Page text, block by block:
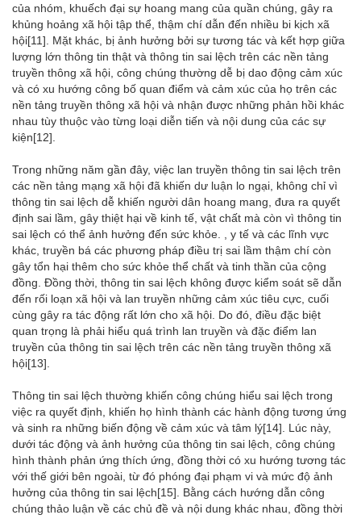
của nhóm, khuếch đại sự hoang mang của quần chúng, gây ra
khủng hoảng xã hội tập thể, thậm chí dẫn đến nhiều bi kịch xã
hội[11] . Mặt khác, bị ảnh hưởng bởi sự tương tác và kết hợp giữa
lượng lớn thông tin thật và thông tin sai lệch trên các nền tảng
truyền thông xã hội, công chúng thường dễ bị dao động cảm xúc
và có xu hướng công bố quan điểm và cảm xúc của họ trên các
nền tảng truyền thông xã hội và nhận được những phản hồi khác
nhau tùy thuộc vào từng loại diễn tiến và nội dung của các sự
kiện[12]
Trong những năm gần đây, việc lan truyền thông tin sai lệch trên
các nền tảng mạng xã hội đã khiến dư luận lo ngại, không chỉ vì
thông tin sai lệch dễ khiến người dân hoang mang, đưa ra quyết
định sai lầm, gây thiệt hại về kinh tế, vật chất mà còn vì thông tin
sai lệch có thể ảnh hưởng đến sức khỏe. , y tế và các lĩnh vực
khác, truyền bá các phương pháp điều trị sai lầm thậm chí còn
gây tổn hại thêm cho sức khỏe thể chất và tinh thần của cộng
đồng. Đồng thời, thông tin sai lệch không được kiểm soát sẽ dẫn
đến rối loạn xã hội và lan truyền những cảm xúc tiêu cực, cuối
cùng gây ra tác động rất lớn cho xã hội. Do đó, điều đặc biệt
quan trọng là phải hiểu quá trình lan truyền và đặc điểm lan
truyền của thông tin sai lệch trên các nền tảng truyền thông xã
hội[13]
Thông tin sai lệch thường khiến công chúng hiểu sai lệch trong
việc ra quyết định, khiến họ hình thành các hành động tương ứng
và sinh ra những biến động về cảm xúc và tâm lý[14] . Lúc này,
dưới tác động và ảnh hưởng của thông tin sai lệch, công chúng
hình thành phản ứng thích ứng, đồng thời có xu hướng tương tác
với thế giới bên ngoài, từ đó phóng đại phạm vi và mức độ ảnh
hưởng của thông tin sai lệch[15] . Bằng cách hướng dẫn công
chúng thảo luận về các chủ đề và nội dung khác nhau, đồng thời